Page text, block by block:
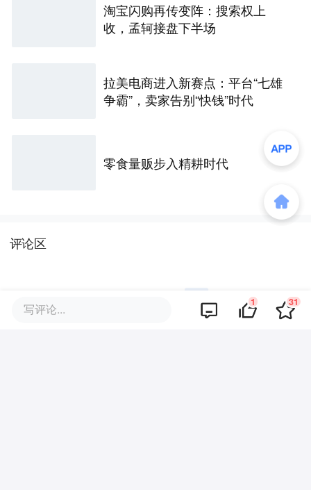
淘宝闪购再传变阵：搜索权上
收，孟轲接盘下半场
拉美电商进入新赛点：平台“七雄
争霸”，卖家告别“快钱”时代
零食量贩步入精耕时代
评论区
写评论... 1 31